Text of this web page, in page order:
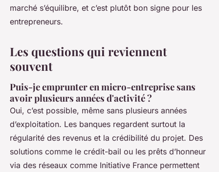
marché s’équilibre, et c’est plutôt bon signe pour les
entrepreneurs.
Les questions qui reviennent
souvent
Puis-je emprunter en micro-entreprise sans
avoir plusieurs années d'activité ?
Oui, c’est possible, même sans plusieurs années
d’exploitation. Les banques regardent surtout la
régularité des revenus et la crédibilité du projet. Des
solutions comme le crédit-bail ou les prêts d’honneur
via des réseaux comme Initiative France permettent